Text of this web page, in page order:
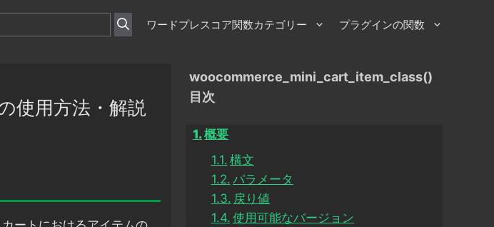
ワードプレスコア関数カテゴリー プラグインの関数
使用方法・解説
woocommerce_mini_cart_item_class()
目次
概要
構文
パラメータ
戻り値
使用可能なバージョン